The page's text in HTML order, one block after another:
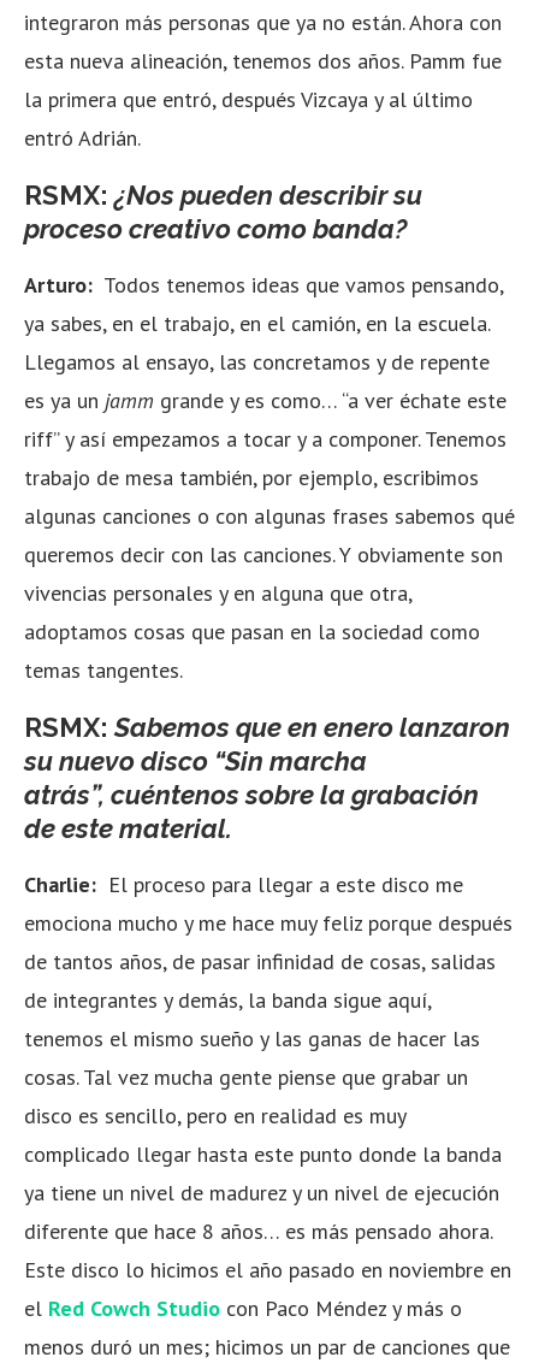
integraron más personas que ya no están. Ahora con
esta nueva alineación, tenemos dos años. Pamm fue
la primera que entró, después Vizcaya y al último
entró Adrián.
RSMX: ¿Nos pueden describir su
proceso creativo como banda?
Arturo: Todos tenemos ideas que vamos pensando,
ya sabes, en el trabajo, en el camión, en la escuela.
Llegamos al ensayo, las concretamos y de repente
es ya un jamm grande y es como… “a ver échate este
riff” y así empezamos a tocar y a componer. Tenemos
trabajo de mesa también, por ejemplo, escribimos
algunas canciones o con algunas frases sabemos qué
queremos decir con las canciones. Y obviamente son
vivencias personales y en alguna que otra,
adoptamos cosas que pasan en la sociedad como
temas tangentes.
RSMX: Sabemos que en enero lanzaron
su nuevo disco “Sin marcha
atrás”, cuéntenos sobre la grabación
de este material.
Charlie: El proceso para llegar a este disco me
emociona mucho y me hace muy feliz porque después
de tantos años, de pasar infinidad de cosas, salidas
de integrantes y demás, la banda sigue aquí,
tenemos el mismo sueño y las ganas de hacer las
cosas. Tal vez mucha gente piense que grabar un
disco es sencillo, pero en realidad es muy
complicado llegar hasta este punto donde la banda
ya tiene un nivel de madurez y un nivel de ejecución
diferente que hace 8 años… es más pensado ahora.
Este disco lo hicimos el año pasado en noviembre en
el Red Cowch Studio con Paco Méndez y más o
menos duró un mes; hicimos un par de canciones que